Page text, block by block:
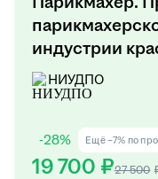
индустрии
НИУДПО
-28% Ещё −7% по
19 700 ₽27 500